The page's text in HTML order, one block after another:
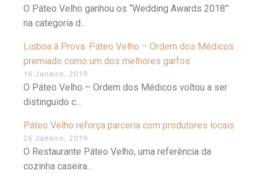
O Páteo Velho ganhou os “Wedding Awards 2018”
na categoria d...
Lisboa à Prova: Páteo Velho – Ordem dos Médicos
premiado como um dos melhores garfos
16 Janeiro, 2019
O Páteo Velho – Ordem dos Médicos voltou a ser
distinguido c...
Páteo Velho reforça parceria com produtores locais
26 Janeiro, 2019
O Restaurante Páteo Velho, uma referência da
cozinha caseira...